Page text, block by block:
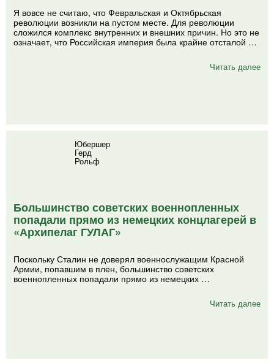
Я вовсе не считаю, что Февральская и Октябрьская
революции возникли на пустом месте. Для революции
сложился комплекс внутренних и внешних причин. Но это не
означает, что Российская империя была крайне отсталой …
Читать далее
Юбершер
Герд
Рольф
Большинство советских военнопленных
попадали прямо из немецких концлагерей в
«Архипелаг ГУЛАГ»
Поскольку Сталин не доверял военнослужащим Красной
Армии, попавшим в плен, большинство советских
военнопленных попадали прямо из немецких …
Читать далее